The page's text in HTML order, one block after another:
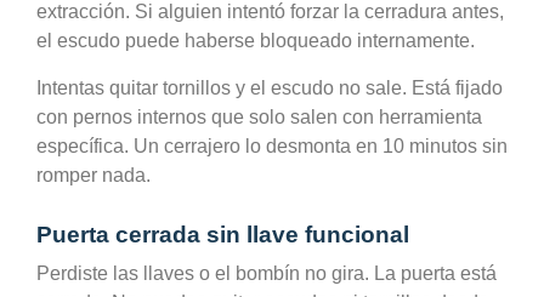
extracción. Si alguien intentó forzar la cerradura antes,
el escudo puede haberse bloqueado internamente.
Intentas quitar tornillos y el escudo no sale. Está fijado
con pernos internos que solo salen con herramienta
específica. Un cerrajero lo desmonta en 10 minutos sin
romper nada.
Puerta cerrada sin llave funcional
Perdiste las llaves o el bombín no gira. La puerta está